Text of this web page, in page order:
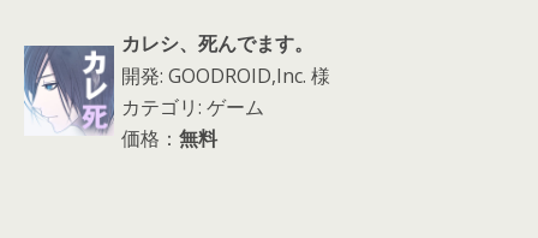
カレシ、死んでます。
開発: GOODROID,Inc. 様
カテゴリ: ゲーム
価格： 無料